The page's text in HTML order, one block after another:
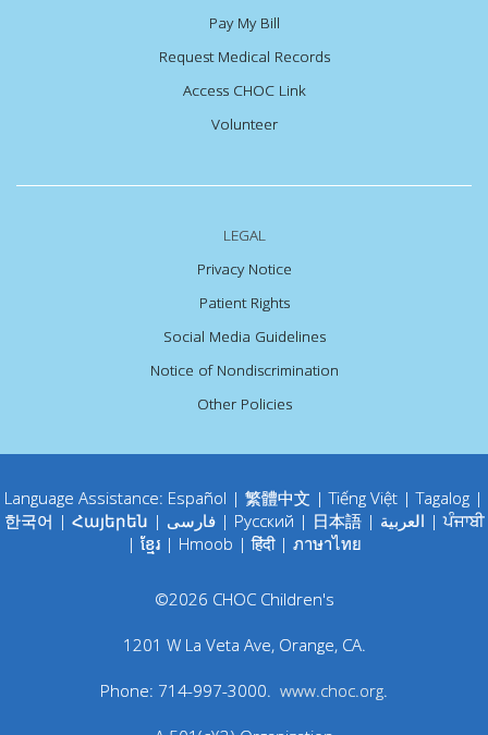
Pay My Bill
Request Medical Records
Access CHOC Link
Volunteer
LEGAL
Privacy Notice
Patient Rights
Social Media Guidelines
Notice of Nondiscrimination
Other Policies
Language Assistance: Español | 繁體中文 |Tiếng Việt |Tagalog |
한국어 | Հայերեն | فارسی| Русский | 日本語| العربية |ਪੰਜਾਬੀ
| ខ្មែរ | Hmoob |हिंदी| ภาษาไทย
©2026 CHOC Children's
1201 W La Veta Ave, Orange, CA.
Phone: 714-997-3000. www.choc.org.